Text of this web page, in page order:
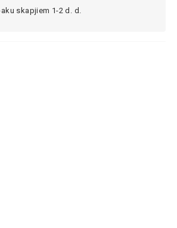
skapjiem 1-2 d. d.